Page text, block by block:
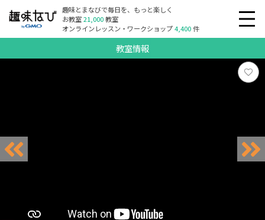
趣味とまなびで毎日を、もっと楽しく
お教室21,000教室
オンラインレッスン・ワークショップ4,400件
教室情報